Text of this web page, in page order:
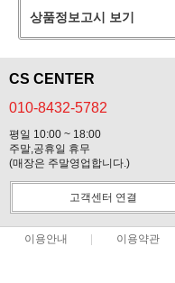
상품정보고시 보기
CS CENTER
010-8432-5782
평일 10:00 ~ 18:00
주말,공휴일 휴무
(매장은 주말영업합니다.)
고객센터 연결
이용안내 이용약관